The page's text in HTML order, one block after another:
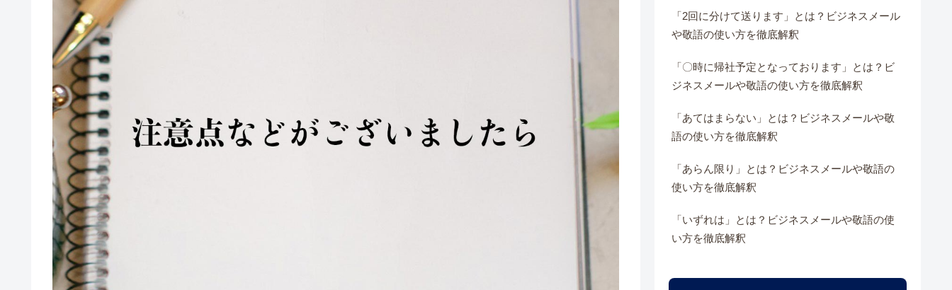
「2回に分けて送ります」とは？ビジネスメール
や敬語の使い方を徹底解釈
「〇時に帰社予定となっております」とは？ビ
ジネスメールや敬語の使い方を徹底解釈
「あてはまらない」とは？ビジネスメールや敬
語の使い方を徹底解釈
「あらん限り」とは？ビジネスメールや敬語の
使い方を徹底解釈
「いずれは」とは？ビジネスメールや敬語の使
い方を徹底解釈